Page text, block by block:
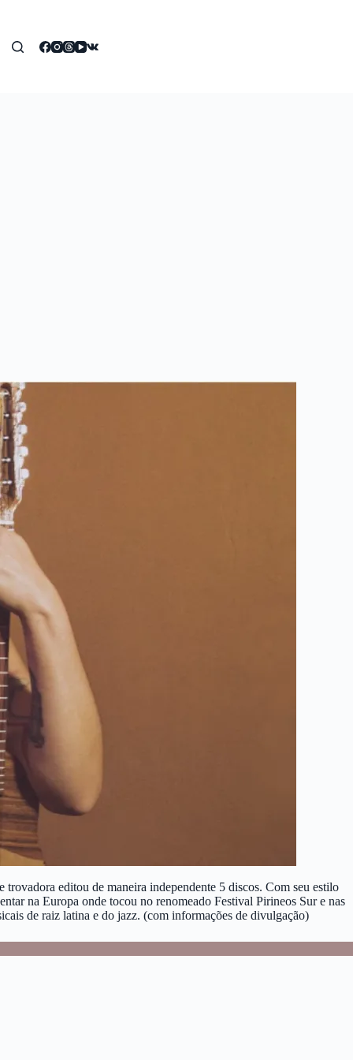
editou de maneira independente 5 discos. Com seu estilo
na Europa onde tocou no renomeado Festival Pirineos Sur e nas
de raiz latina e do jazz. (com informações de divulgação)